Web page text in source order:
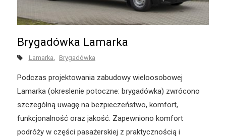
Brygadówka Lamarka
Lamarka Brygadówka
Podczas projektowania zabudowy wieloosobowej
Lamarka (okreslenie potoczne: brygadówka) zwrócono
szczególną uwagę na bezpieczeństwo, komfort,
funkcjonalność oraz jakość. Zapewniono komfort
podróży w części pasażerskiej z praktycznością i